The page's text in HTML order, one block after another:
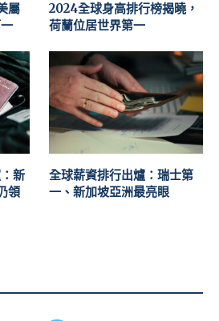
屬
2024全球身高排行榜揭曉，
荷蘭位居世界第一
新
領
全球薪資排行出爐：瑞士第
一、新加坡亞洲最亮眼